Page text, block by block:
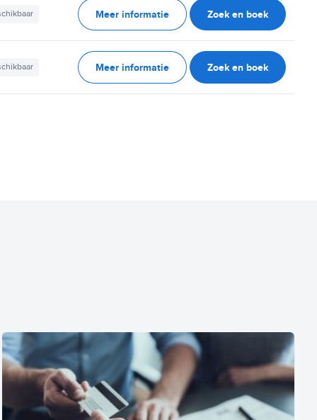
Meer informatie Zoek en boek
Meer informatie Zoek en boek